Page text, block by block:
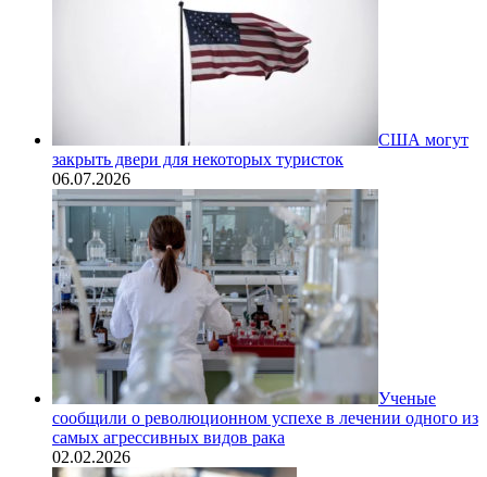
США могут
закрыть двери для некоторых туристок
06.07.2026
Ученые
сообщили о революционном успехе в лечении одного из
самых агрессивных видов рака
02.02.2026